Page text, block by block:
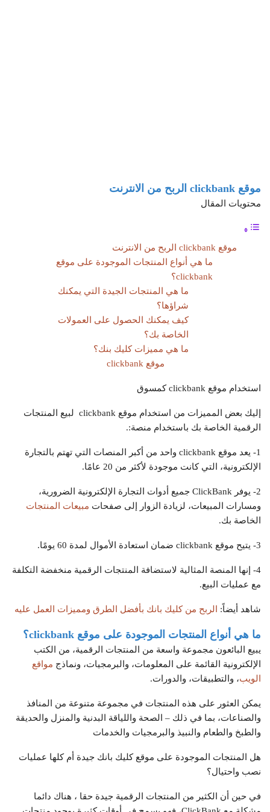
موقع clickbank الربح من الانترنت
محتويات المقال
موقع clickbank الربح من الانترنت
ما هي أنواع المنتجات الموجودة على موقع
clickbank؟
ما هي المنتجات الجيدة التي يمكنك
شراؤها؟
كيف يمكنك الحصول على العمولات
الخاصة بك؟
ما هي مميزات كليك بنك؟
موقع clickbank
استخدام موقع clickbank كمسوق
إليك بعض المميزات من استخدام موقع clickbank لبيع المنتجات
الرقمية الخاصة بك باستخدام منصة:.
1- يعد موقع clickbank واحد من أكبر المنصات التي تهتم بالتجارة
الإلكترونية، التي كانت موجودة لأكثر من 20 عامًا.
2- يوفر ClickBank جميع أدوات التجارة الإلكترونية الضرورية،
ومسارات المبيعات، لزيادة الزوار إلى صفحات مبيعات المنتجات
الخاصة بك.
3- يتيح موقع clickbank ضمان استعادة الأموال لمدة 60 يومًا.
4- إنها المنصة المثالية لاستضافة المنتجات الرقمية منخفضة التكلفة
مع عمليات البيع.
شاهد أيضاً: الربح من كليك بانك بأفضل الطرق ومميزات العمل عليه
ما هي أنواع المنتجات الموجودة على موقع clickbank؟
يبيع البائعون مجموعة واسعة من المنتجات الرقمية، من الكتب
الإلكترونية القائمة على المعلومات، والبرمجيات، ونماذج مواقع
الويب، والتطبيقات، والدورات.
يمكن العثور على هذه المنتجات في مجموعة متنوعة من المنافذ
والصناعات، بما في ذلك – الصحة واللياقة البدنية والمنزل والحديقة
والطبخ والطعام والنبيذ والبرمجيات والخدمات
هل المنتجات الموجودة على موقع كليك بانك جيدة أم كلها عمليات
نصب واحتيال؟
في حين أن الكثير من المنتجات الرقمية جيدة حقا ، هناك دائما